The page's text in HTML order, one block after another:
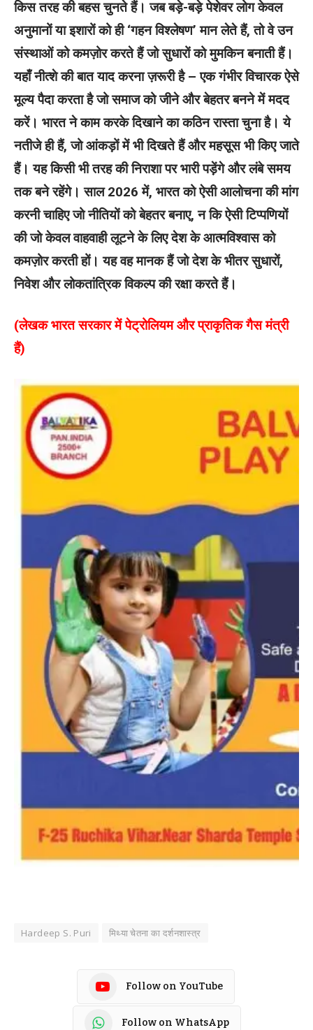
किस तरह की बहस चुनते हैं। जब बड़े-बड़े पेशेवर लोग केवल
अनुमानों या इशारों को ही ‘गहन विश्लेषण’ मान लेते हैं, तो वे उन
संस्थाओं को कमज़ोर करते हैं जो सुधारों को मुमकिन बनाती हैं।
यहाँ नीत्शे की बात याद करना ज़रूरी है – एक गंभीर विचारक ऐसे
मूल्य पैदा करता है जो समाज को जीने और बेहतर बनने में मदद
करें। भारत ने काम करके दिखाने का कठिन रास्ता चुना है। ये
नतीजे ही हैं, जो आंकड़ों में भी दिखते हैं और महसूस भी किए जाते
हैं। यह किसी भी तरह की निराशा पर भारी पड़ेंगे और लंबे समय
तक बने रहेंगे। साल 2026 में, भारत को ऐसी आलोचना की मांग
करनी चाहिए जो नीतियों को बेहतर बनाए, न कि ऐसी टिप्पणियों
की जो केवल वाहवाही लूटने के लिए देश के आत्मविश्वास को
कमज़ोर करती हों। यह वह मानक हैं जो देश के भीतर सुधारों,
निवेश और लोकतांत्रिक विकल्प की रक्षा करते हैं।
(लेखक भारत सरकार में पेट्रोलियम और प्राकृतिक गैस मंत्री
हैं)
Hardeep S. Puri मिथ्या चेतना का दर्शनशास्त्र
Follow on YouTube
Follow on WhatsApp